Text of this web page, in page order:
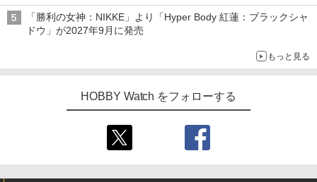
「30MS オプションパーツセット29(アクションウエアβ)」も対
象「勝利の女神：NIKKE」より「Hyper Body 紅蓮：ブラックシャ
ドウ」が2027年9月に発売
もっと見る
HOBBY Watch をフォローする